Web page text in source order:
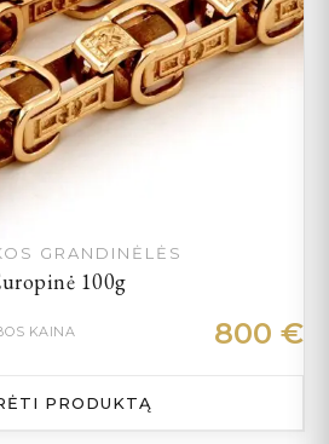
GRANDINĖLĖS
100g
KAINA 800 €
PRODUKTĄ